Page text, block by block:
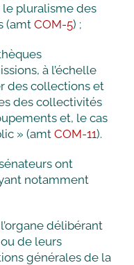
pluralisme des
(amt COM-5) ;
à l’échelle
des collections et
des collectivités
et, le cas
» (amt COM-11).
ont
notamment
délibérant
de leurs
générales de la